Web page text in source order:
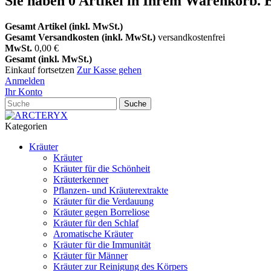
Gesamt Artikel (inkl. MwSt.)
Gesamt Versandkosten (inkl. MwSt.) versandkostenfrei
MwSt. 0,00 €
Gesamt (inkl. MwSt.)
Einkauf fortsetzen Zur Kasse gehen
Anmelden
Ihr Konto
Suche
Kategorien
Kräuter
Kräuter
Kräuter für die Schönheit
Kräuterkenner
Pflanzen- und Kräuterextrakte
Kräuter für die Verdauung
Kräuter gegen Borreliose
Kräuter für den Schlaf
Aromatische Kräuter
Kräuter für die Immunität
Kräuter für Männer
Kräuter zur Reinigung des Körpers